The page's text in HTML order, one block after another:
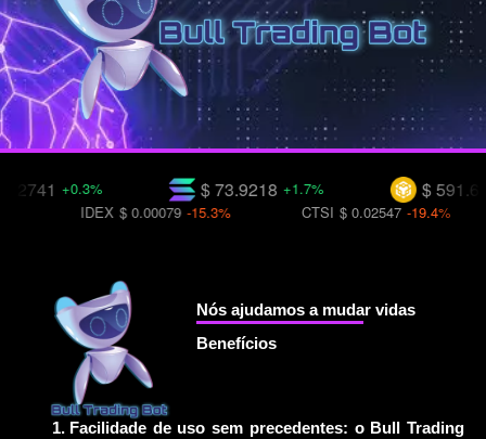
$ 591.685 -
$ 73.9218 +1.7%
+0.3%
$ 0.02547 -19.4%
$ 0.00079 -15.3%
Nós ajudamos a mudar vidas
Benefícios
Facilidade de uso sem precedentes: o Bull Trading